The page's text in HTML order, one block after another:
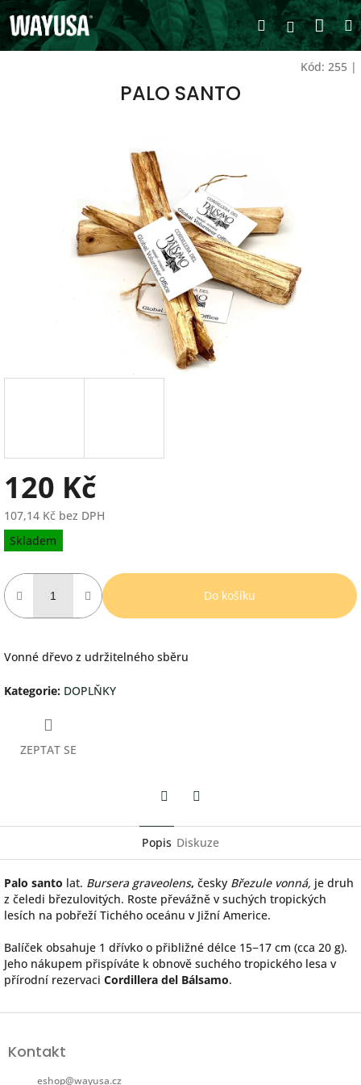
Přejít
na
obsah
Hledat
Kód: 255 |
PALO SANTO
120 Kč
107,14 Kč bez DPH
Měrná
cena:
Skladem
Do košíku
Vonné dřevo z udržitelného sběru
Kategorie: DOPLŇKY
ZEPTAT SE
Popis Diskuze
Palo santo lat. Bursera graveolens, česky Březule vonná, je druh
z čeledi březulovitých. Roste převážně v suchých tropických
lesích na pobřeží Tichého oceánu v Jižní Americe.
Balíček obsahuje 1 dřívko o přibližné délce 15−17 cm (cca 20 g).
Jeho nákupem přispíváte k obnově suchého tropického lesa v
přírodní rezervaci Cordillera del Bálsamo.
Z
pKontakt
eshop@wayusa.cz